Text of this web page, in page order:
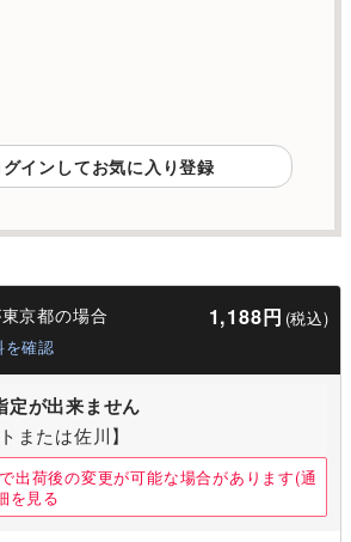
グインしてお気に入り登録
京都の場合 1,188円 (税込)
を確認
定が出来ません
または佐川】
出荷後の変更が可能な場合があります(通
を見る